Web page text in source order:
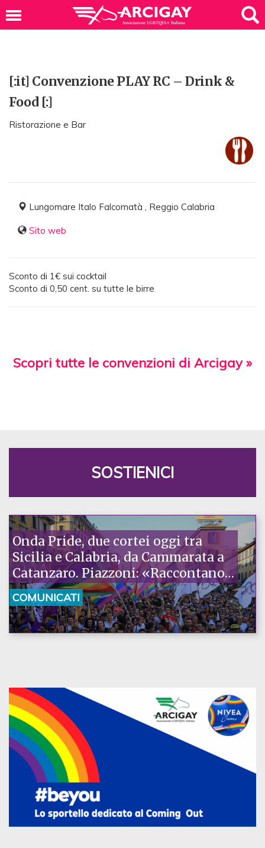
[:it] Convenzione PLAY RC – Drink &
Food [:]
Ristorazione e Bar
Lungomare Italo Falcomatà , Reggio Calabria
Sito web
Sconto di 1€ sui cocktail
Sconto di 0,50 cent. su tutte le birre
Scopri tutte le convenzioni di Arcigay »
SOSTIENICI
Onda Pride, due cortei oggi tra
Sicilia e Calabria, da Cammarata a
Catanzaro. Piazzoni: «Raccontano
la nostra ostinazione»
COMUNICATI